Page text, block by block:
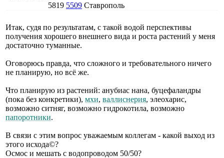
5819 5509 Ставрополь
Итак, судя по результатам, с такой водой перспективы
получения хорошего внешнего вида и роста растений у меня
достаточно туманные.
Оговорюсь правда, что сложного и требовательного ничего
не планирую, но всё же.
Что планирую из растений: анубиас нана, буцефаландры
(пока без конкретики), мхи, валлиснерия, элеохарис,
возможно ситняг, возможно гидрокотила, возможно
папоротники.
В связи с этим вопрос уважаемым коллегам - какой выход из
этого исхода©?
Осмос и мешать с водопроводом 50/50?